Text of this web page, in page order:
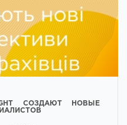
СОЗДАЮТ НОВЫЕ